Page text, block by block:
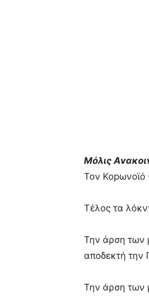
Mόλις
Τον Κοpωνοϊό
Τέλος τα
Την άρση των
αποδεκτή την
Την άρση των